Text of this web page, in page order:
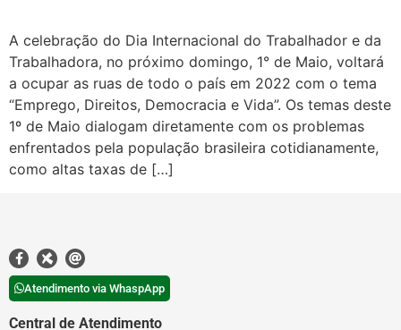
A celebração do Dia Internacional do Trabalhador e da
Trabalhadora, no próximo domingo, 1° de Maio, voltará
a ocupar as ruas de todo o país em 2022 com o tema
“Emprego, Direitos, Democracia e Vida”. Os temas deste
1º de Maio dialogam diretamente com os problemas
enfrentados pela população brasileira cotidianamente,
como altas taxas de […]
Atendimento via WhaspApp
Central de Atendimento